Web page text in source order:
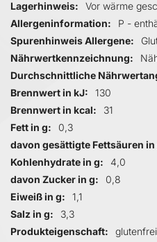
Lagerhinweis
Vor wärme
Allergeninformation
P -
Spurenhinweis Allergene
Nährwertkennzeichnung
Durchschnittliche
Brennwert in kJ
130
Brennwert in kcal
31
Fett in g
0,3
davon gesättigte Fettsäuren in
Kohlenhydrate in g
4,0
davon Zucker in g
0,8
Eiweiß in g
1,1
Salz in g
3,3
Produkteigenschaft